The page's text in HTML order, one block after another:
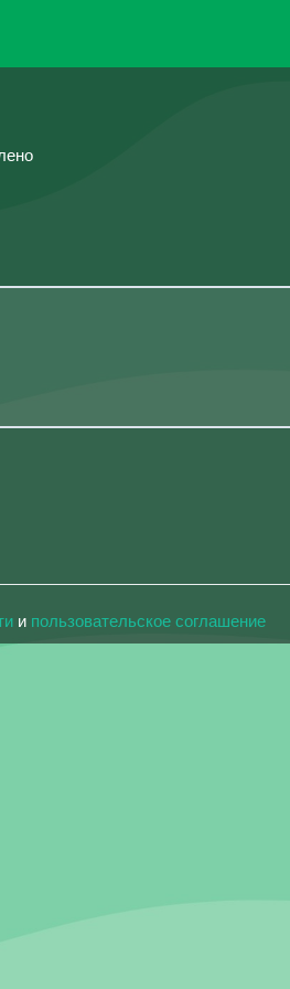
и пользовательское соглашение